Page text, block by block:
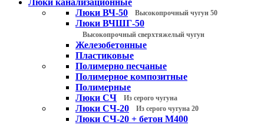
Люки ВЧ-50
Высокопрочный чугун 50
Люки ВЧШГ-50
Высокопрочный сверхтяжелый чугун
Железобетонные
Пластиковые
Полимерно песчаные
Полимерное композитные
Полимерные
Люки СЧ
Из серого чугуна
Люки СЧ-20 Из серого чугуна 20
Люки СЧ-20 + бетон М400